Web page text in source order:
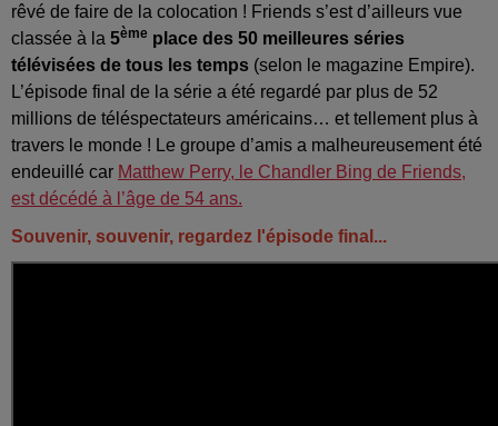
rêvé de faire de la colocation ! Friends s’est d’ailleurs vue
classée à la 5ème place des 50 meilleures séries
télévisées de tous les temps (selon le magazine Empire).
L’épisode final de la série a été regardé par plus de 52
millions de téléspectateurs américains… et tellement plus à
travers le monde ! Le groupe d’amis a malheureusement été
endeuillé car Matthew Perry, le Chandler Bing de Friends,
est décédé à l’âge de 54 ans.
Souvenir, souvenir, regardez l'épisode final...